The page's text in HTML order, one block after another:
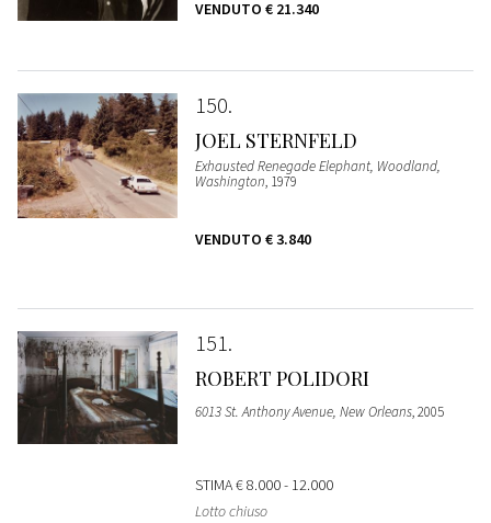
VENDUTO € 21.340
150
JOEL STERNFELD
Exhausted Renegade Elephant, Woodland,
Washington, 1979
VENDUTO € 3.840
151
ROBERT POLIDORI
6013 St. Anthony Avenue, New Orleans, 2005
STIMA€ 8.000 - 12.000
Lotto chiuso